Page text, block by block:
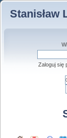
Stanisław
Zaloguj się